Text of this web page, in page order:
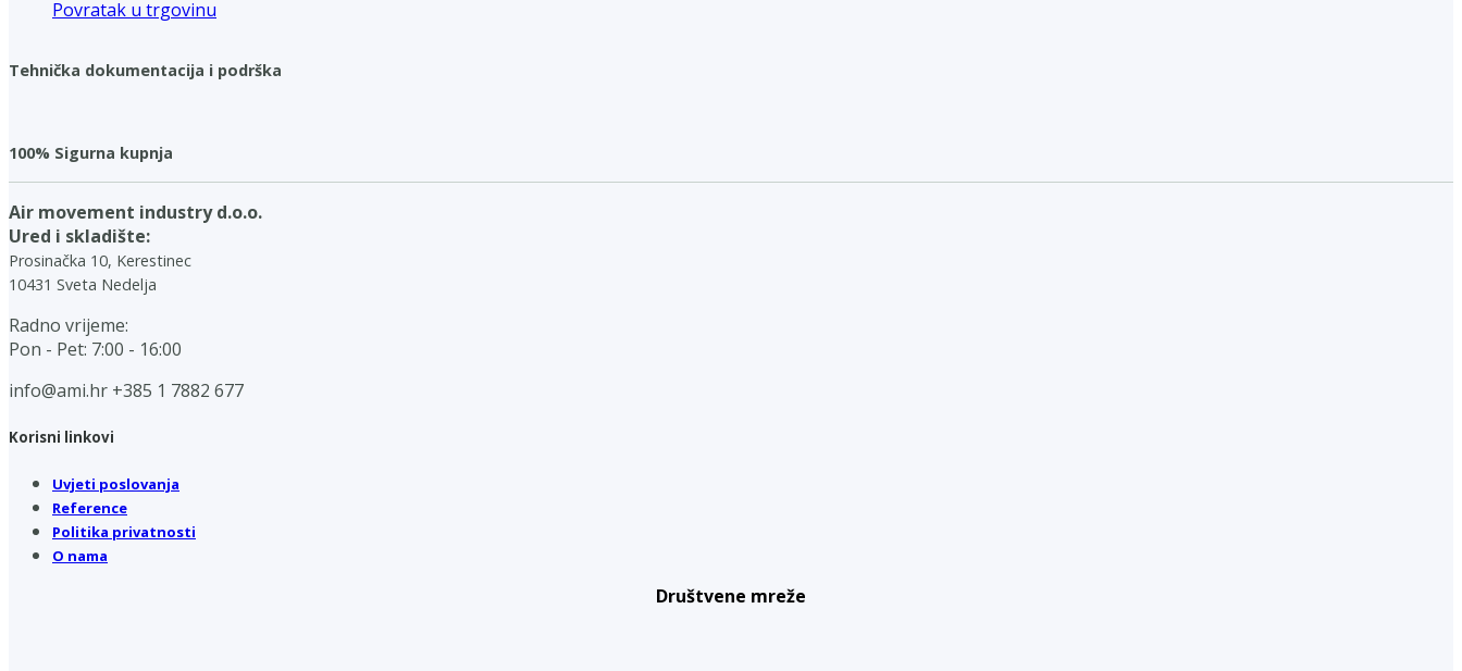
Povratak u trgovinu
Tehnička dokumentacija i podrška
100% Sigurna kupnja
Air movement industry d.o.o.
Ured i skladište:
Prosinačka 10, Kerestinec
10431 Sveta Nedelja
Radno vrijeme:
Pon - Pet: 7:00 - 16:00
info@ami.hr +385 1 7882 677
Korisni linkovi
Uvjeti poslovanja
Reference
Politika privatnosti
O nama
Društvene mreže